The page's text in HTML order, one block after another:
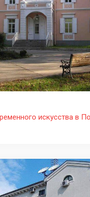
искусства в